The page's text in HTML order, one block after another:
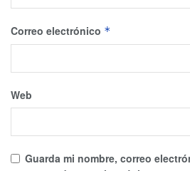
Correo electrónico *
Web
Guarda mi nombre, correo